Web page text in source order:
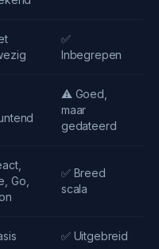
✅
Inbegrepen
⚠️ Goed,
maar
gedateerd
Go,
✅ Breed
scala
✅ Uitgebreid